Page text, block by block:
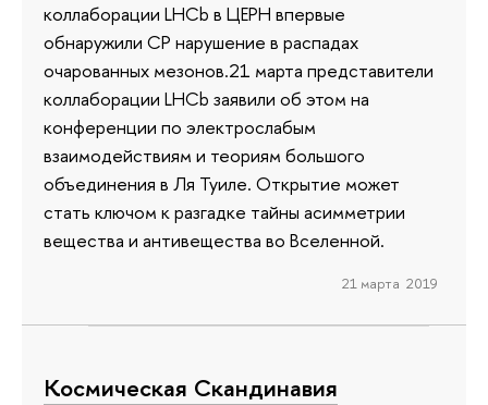
коллаборации LHCb в ЦЕРН впервые
обнаружили СР нарушение в распадах
очарованных мезонов.21 марта представители
коллаборации LHCb заявили об этом на
конференции по электрослабым
взаимодействиям и теориям большого
объединения в Ля Туиле. Открытие может
стать ключом к разгадке тайны асимметрии
вещества и антивещества во Вселенной.
21 марта 2019
Космическая Скандинавия